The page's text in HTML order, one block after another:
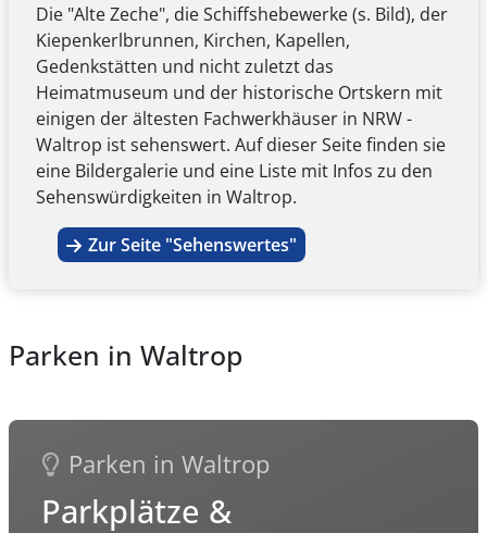
Die "Alte Zeche", die Schiffshebewerke (s. Bild), der
Kiepenkerlbrunnen, Kirchen, Kapellen,
Gedenkstätten und nicht zuletzt das
Heimatmuseum und der historische Ortskern mit
einigen der ältesten Fachwerkhäuser in NRW -
Waltrop ist sehenswert. Auf dieser Seite finden sie
eine Bildergalerie und eine Liste mit Infos zu den
Sehenswürdigkeiten in Waltrop.
Zur Seite "Sehenswertes"
Parken in Waltrop
Parken in Waltrop
Parkplätze &